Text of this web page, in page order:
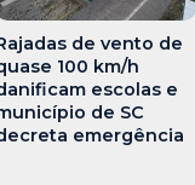
de vento de
100 km/h
escolas e
de SC
emergência